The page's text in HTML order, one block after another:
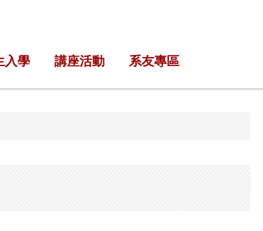
入學 講座活動 系友專區